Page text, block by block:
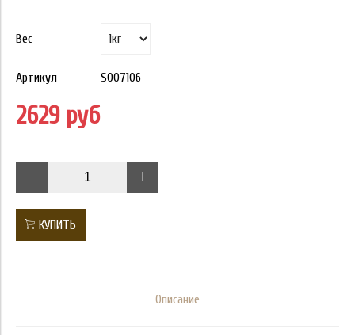
Вес
Артикул S007106
2629 руб
КУПИТЬ
Описание